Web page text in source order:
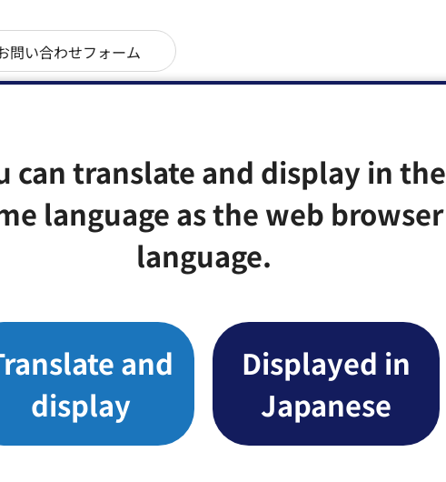
can translate and display in the
language as the web browser
language.
and
display
Displayed in
Japanese
なさまのご意見をお聞かせください